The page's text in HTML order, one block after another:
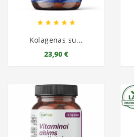
    
Kolagenas su...
23,90 €